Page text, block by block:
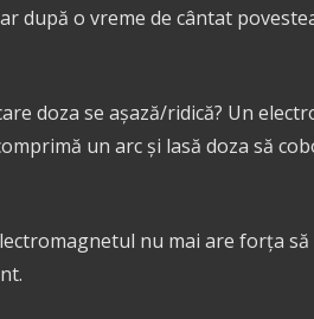
după o vreme de cântat
doza se așază/ridică? Un
un arc și lasă doza să
nu mai are forța